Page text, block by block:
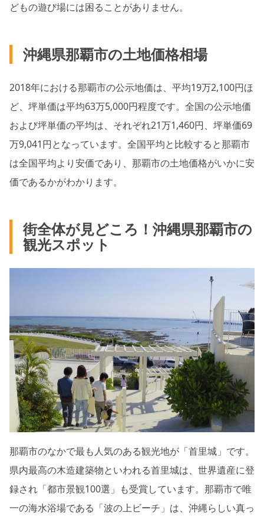
どもの遊び場には困ることがありません。
沖縄県那覇市の土地価格相場
2018年における那覇市の公示地価は、平均19万2,100円ほ
ど、坪単価は平均63万5,000円程度です。全国の公示地価
および坪単価の平均は、それぞれ21万1,460円、坪単価69
万9,041円となっています。全国平均と比較すると那覇市
は全国平均より安価であり、那覇市の土地価格がいかに安
価であるかがわかります。
街全体が見どころ！沖縄県那覇市の
観光スポット
那覇市のなかで最も人気のある観光地が「首里城」です。
県内最高の木造建築物といわれる首里城は、世界遺産に登
録され「都市景観100選」も受賞しています。那覇市で唯
一の海水浴場である「波の上ビーチ」は、沖縄らしい真っ